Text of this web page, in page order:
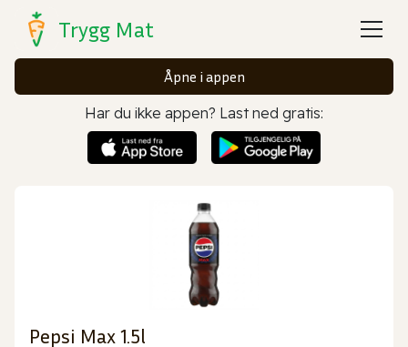
Trygg Mat
Åpne i appen
Har du ikke appen? Last ned gratis:
Pepsi Max 1.5l